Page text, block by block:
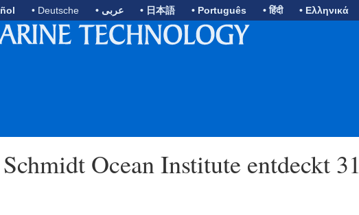
• Deutsche • عربى • 日本語 • Português • हिंदी • Ελληνικά
Ocean Institute entdeckt 31